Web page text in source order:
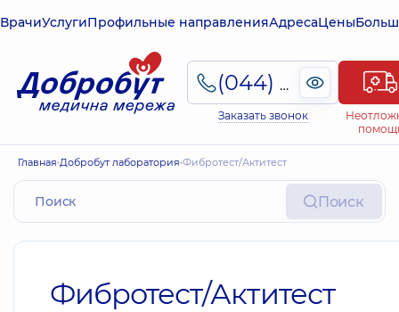
ВрачиУслугиПрофильные направленияАдресаЦены
(044) 495-2-888
Заказать звонок
Главная Добробут лаборатория Фибротест/Актитест
Поиск
Фибротест/Актитест